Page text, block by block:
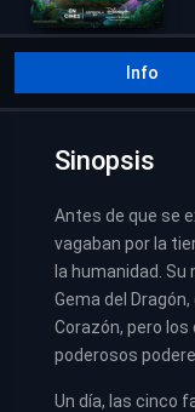
Info
Sinopsis
Antes de que se
vagaban por la
la humanidad.
Gema del
Corazón, pero
poderosos
Un día, las cinco